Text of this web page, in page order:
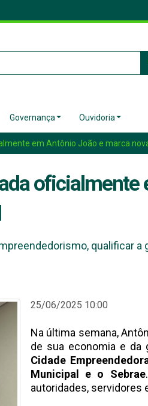
Governança Ouvidoria
em Antônio João e marca
qualificar
25/06/2025 10:00
Na última semana,
de sua economia e da
Cidade
Municipal e o Sebrae
autoridades, servidores